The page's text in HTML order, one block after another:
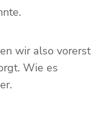
wir also vorerst
Wie es